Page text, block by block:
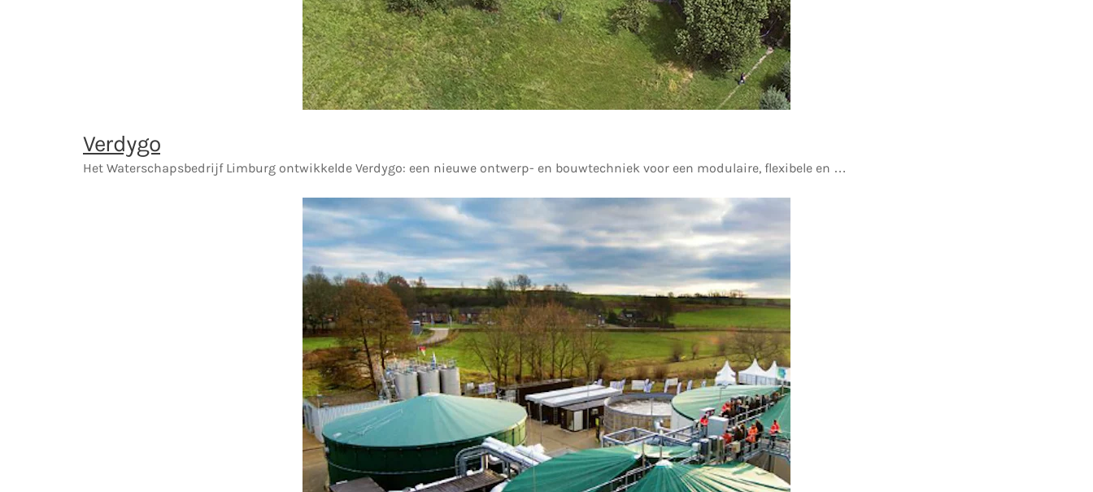
Verdygo
Het Waterschapsbedrijf Limburg ontwikkelde Verdygo: een nieuwe ontwerp- en bouwtechniek voor een modulaire, flexibele en …